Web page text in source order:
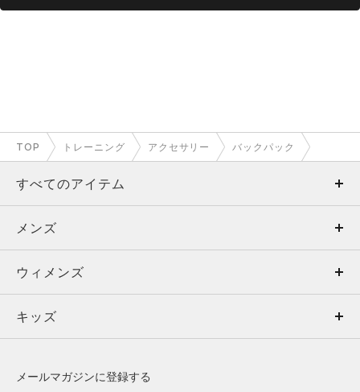
TOP トレーニング アクセサリー バックパック
すべてのアイテム
メンズ
ウィメンズ
キッズ
メンズ
トップス
ボトムス
ウィメンズ
トップス
キッズ
メールマガジンに登録する